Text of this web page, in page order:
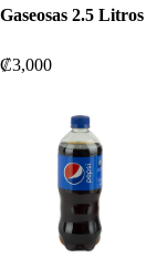
Gaseosas 2.5 Litros
₡3,000